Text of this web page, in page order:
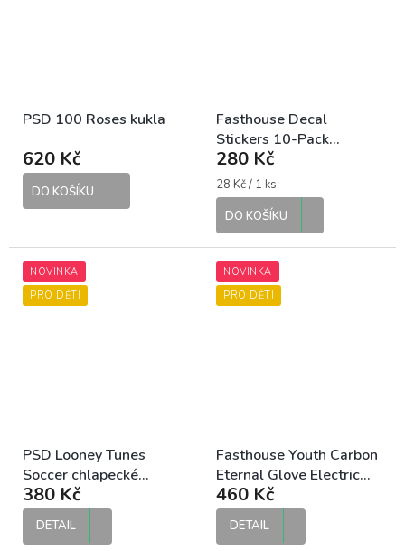
PSD 100 Roses kukla
620 Kč
DO KOŠÍKU
Fasthouse Decal
Stickers 10-Pack
Summer 26 sada
samolepek
280 Kč
Měrná
cena:
28 Kč / 1 ks
DO KOŠÍKU
NOVINKA
PRO DĚTI
PSD Looney Tunes
Soccer chlapecké
boxerky
380 Kč
DETAIL
NOVINKA
PRO DĚTI
Fasthouse Youth Carbon
Eternal Glove Electric
Blue dětské MX rukavice
460 Kč
DETAIL